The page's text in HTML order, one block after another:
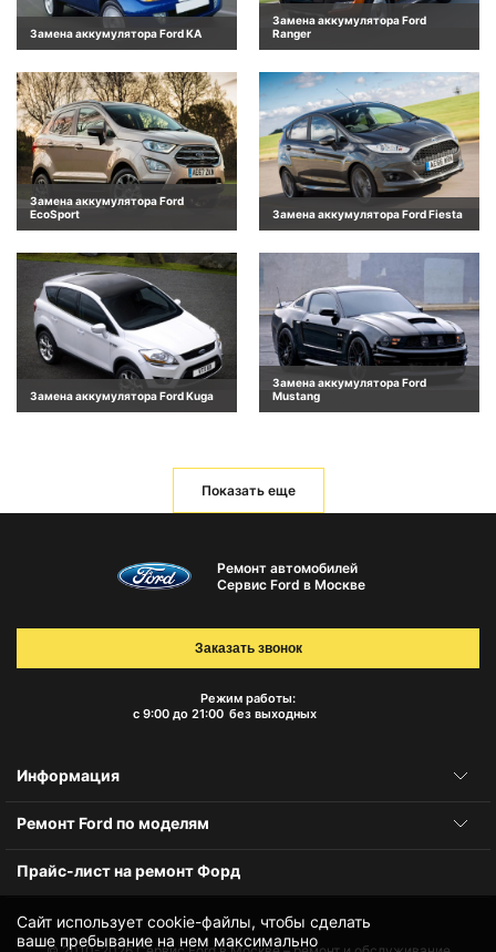
Замена аккумулятора Ford KA
Замена аккумулятора Ford
Ranger
Замена аккумулятора Ford
EcoSport
Замена аккумулятора Ford Fiesta
Замена аккумулятора Ford Kuga
Замена аккумулятора Ford
Mustang
Показать еще
Сайт использует cookie-файлы, чтобы сделать
ваше пребывание на нем максимально
Ремонт автомобилей
Сервис Ford в Москве
Режим работы:
с 9:00 до 21:00 без выходных
Заказать звонок
Информация
Ремонт Ford по моделям
Прайс-лист на ремонт Форд